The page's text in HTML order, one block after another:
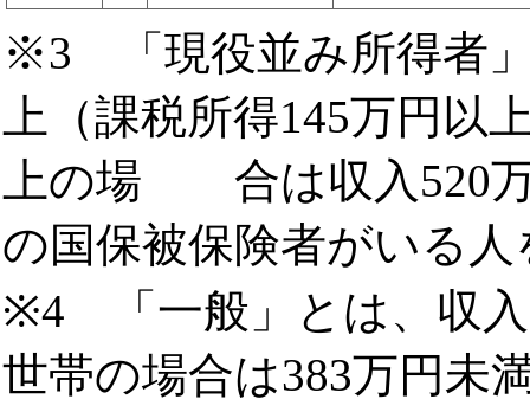
※3 「現役並み所得者
上（課税所得145万円以
上の場
合は収入520
の国保被保険者がいる
※4 「一般」とは、収入
世帯の場合は383万円未